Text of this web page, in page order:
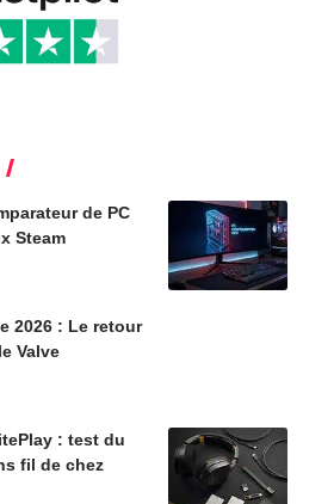
de PC
Steam
2026 : Le retour
Valve
: test du
fil de chez